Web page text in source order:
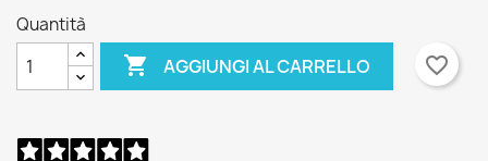
Quantità
 AGGIUNGI AL CARRELLO favorite_border